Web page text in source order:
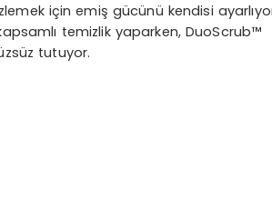
için emiş gücünü kendisi
temizlik yaparken, DuoScrub™
tutuyor.